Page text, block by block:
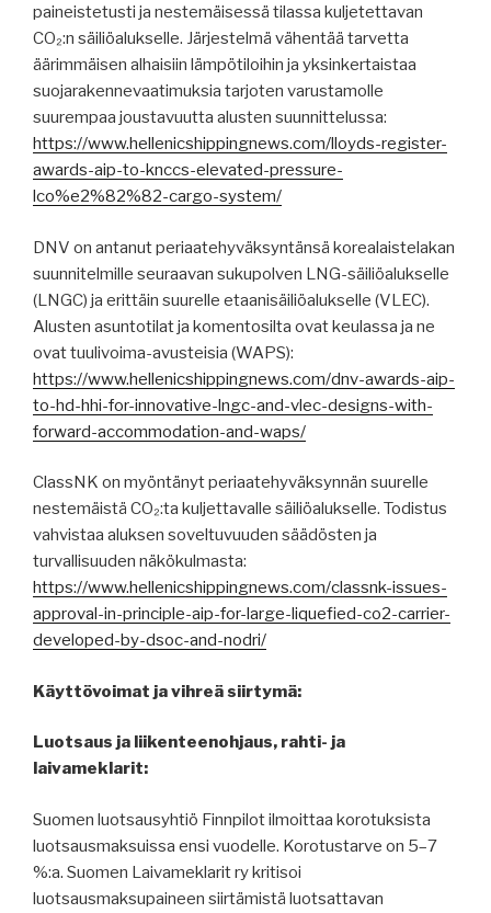
paineistetusti ja nestemäisessä tilassa kuljetettavan
CO₂:n säiliöalukselle. Järjestelmä vähentää tarvetta
äärimmäisen alhaisiin lämpötiloihin ja yksinkertaistaa
suojarakennevaatimuksia tarjoten varustamolle
suurempaa joustavuutta alusten suunnittelussa:
https://www.hellenicshippingnews.com/lloyds-register-
awards-aip-to-knccs-elevated-pressure-
lco%e2%82%82-cargo-system/
DNV on antanut periaatehyväksyntänsä korealaistelakan
suunnitelmille seuraavan sukupolven LNG-säiliöalukselle
(LNGC) ja erittäin suurelle etaanisäiliöalukselle (VLEC).
Alusten asuntotilat ja komentosilta ovat keulassa ja ne
ovat tuulivoima-avusteisia (WAPS):
https://www.hellenicshippingnews.com/dnv-awards-aip-
to-hd-hhi-for-innovative-lngc-and-vlec-designs-with-
forward-accommodation-and-waps/
ClassNK on myöntänyt periaatehyväksynnän suurelle
nestemäistä CO₂:ta kuljettavalle säiliöalukselle. Todistus
vahvistaa aluksen soveltuvuuden säädösten ja
turvallisuuden näkökulmasta:
https://www.hellenicshippingnews.com/classnk-issues-
approval-in-principle-aip-for-large-liquefied-co2-carrier-
developed-by-dsoc-and-nodri/
Käyttövoimat ja vihreä siirtymä:
Luotsaus ja liikenteenohjaus, rahti- ja
laivameklarit:
Suomen luotsausyhtiö Finnpilot ilmoittaa korotuksista
luotsausmaksuissa ensi vuodelle. Korotustarve on 5–7
%:a. Suomen Laivameklarit ry kritisoi
luotsausmaksupaineen siirtämistä luotsattavan